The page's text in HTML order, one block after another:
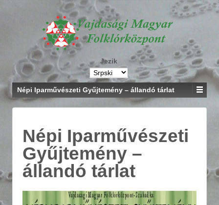
Jezik
Népi Iparművészeti Gyűjtemény – állandó tárlat
Népi Iparművészeti
Gyűjtemény –
állandó tárlat